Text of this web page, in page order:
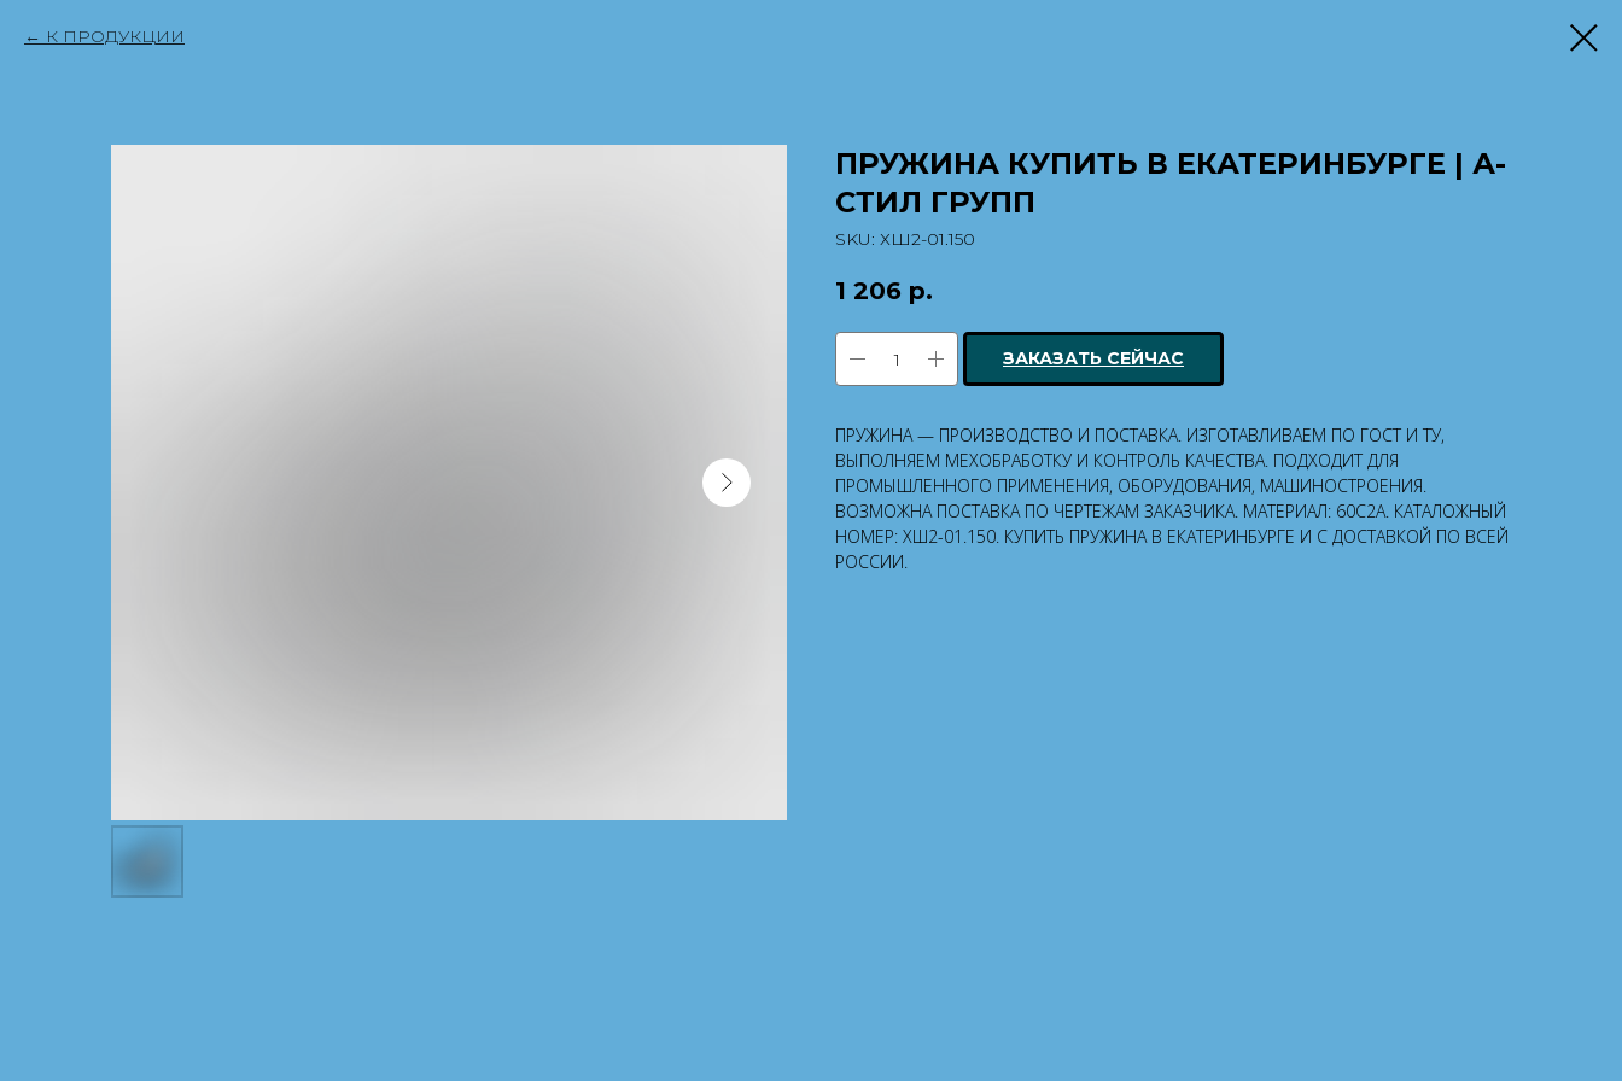
К ПРОДУКЦИИ
ПРУЖИНА КУПИТЬ В ЕКАТЕРИНБУРГЕ | А-
СТИЛ ГРУПП
SKU: ХШ2-01.150
1 206 р.
ЗАКАЗАТЬ СЕЙЧАС
ПРУЖИНА — ПРОИЗВОДСТВО И ПОСТАВКА. ИЗГОТАВЛИВАЕМ ПО ГОСТ И ТУ,
ВЫПОЛНЯЕМ МЕХОБРАБОТКУ И КОНТРОЛЬ КАЧЕСТВА. ПОДХОДИТ ДЛЯ
ПРОМЫШЛЕННОГО ПРИМЕНЕНИЯ, ОБОРУДОВАНИЯ, МАШИНОСТРОЕНИЯ.
ВОЗМОЖНА ПОСТАВКА ПО ЧЕРТЕЖАМ ЗАКАЗЧИКА. МАТЕРИАЛ: 60С2А. КАТАЛОЖНЫЙ
НОМЕР: ХШ2-01.150. КУПИТЬ ПРУЖИНА В ЕКАТЕРИНБУРГЕ И С ДОСТАВКОЙ ПО ВСЕЙ
РОССИИ.